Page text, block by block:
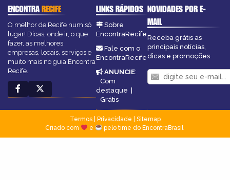
ENCONTRARECIFE
O melhor de Recife num só
lugar! Dicas, onde ir, o que
fazer, as melhores
empresas, locais, serviços e
muito mais no guia Encontra
Recife.
LINKS RÁPIDOS
Sobre
EncontraRecife
Fale com o
EncontraRecife
ANUNCIE:
Com
destaque |
Grátis
NOVIDADES POR E-
MAIL
Receba grátis as
principais notícias,
dicas e promoções
Termos| Privacidade
Sitemap
Criado com
e pelo time do EncontraBrasil